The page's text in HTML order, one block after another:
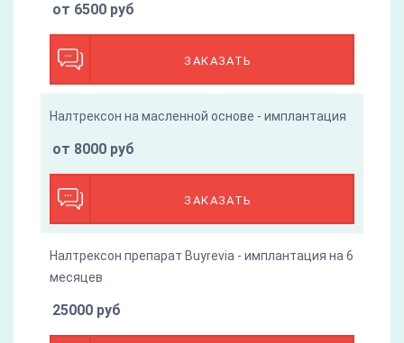
ЗАКАЗАТЬ
от 6500 руб
Налтрексон на масленной основе - имплантация
ЗАКАЗАТЬ
от 8000 руб
Налтрексон препарат Buyrevia - имплантация на 6
месяцев
25000 руб